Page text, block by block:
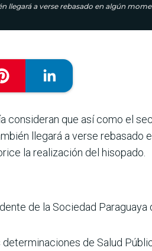
llegará a verse rebasado en algún
consideran que así como el
llegará a verse rebasado
la realización del hisopado.
de la Sociedad
de Salud